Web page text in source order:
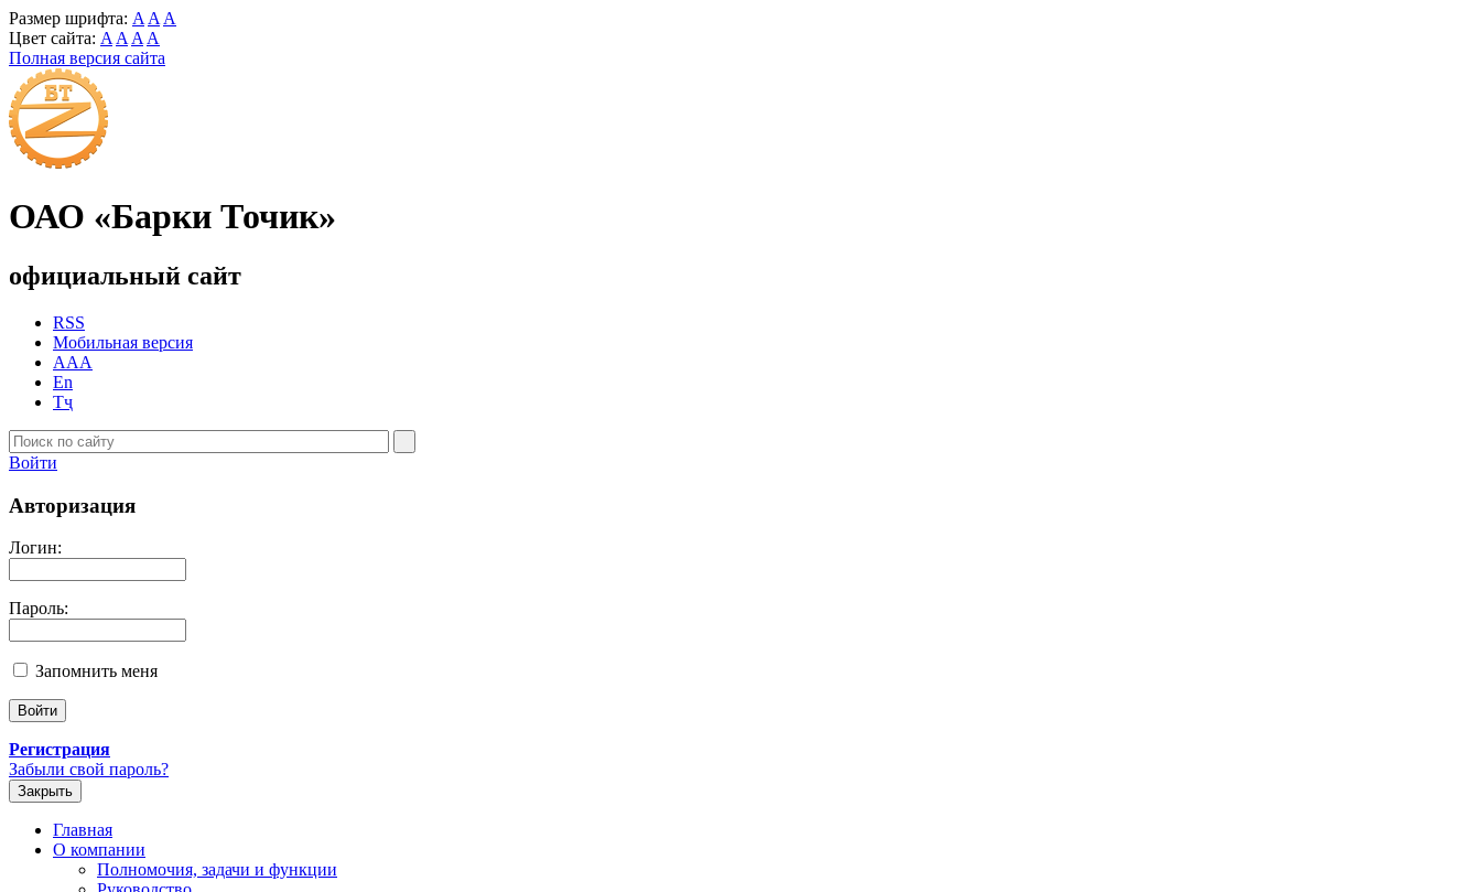
Размер шрифта: A A A
Цвет сайта: A A A A
Полная версия сайта
ОАО «Барки Точик»
официальный сайт
RSS
Мобильная версия
AAA
En
Тҷ
Войти
Авторизация
Логин:
Пароль:
Запомнить меня
Регистрация
Забыли свой пароль?
Закрыть
Главная
О компании
Полномочия, задачи и функции